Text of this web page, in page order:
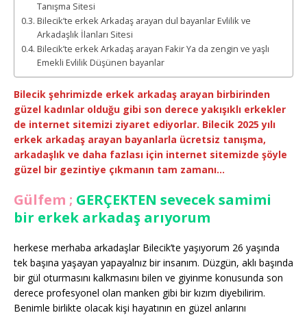
Tanışma Sitesi
Bilecik’te erkek Arkadaş arayan dul bayanlar Evlilik ve
Arkadaşlık İlanları Sitesi
Bilecik’te erkek Arkadaş arayan Fakir Ya da zengin ve yaşlı
Emekli Evlilik Düşünen bayanlar
Bilecik şehrimizde erkek arkadaş arayan birbirinden
güzel kadınlar olduğu gibi son derece yakışıklı erkekler
de internet sitemizi ziyaret ediyorlar. Bilecik 2025 yılı
erkek arkadaş arayan bayanlarla ücretsiz tanışma,
arkadaşlık ve daha fazlası için internet sitemizde şöyle
güzel bir gezintiye çıkmanın tam zamanı…
Gülfem ; GERÇEKTEN sevecek samimi
bir erkek arkadaş arıyorum
herkese merhaba arkadaşlar Bilecik’te yaşıyorum 26 yaşında
tek başına yaşayan yapayalnız bir insanım. Düzgün, aklı başında
bir gül oturmasını kalkmasını bilen ve giyinme konusunda son
derece profesyonel olan manken gibi bir kızım diyebilirim.
Benimle birlikte olacak kişi hayatının en güzel anlarını